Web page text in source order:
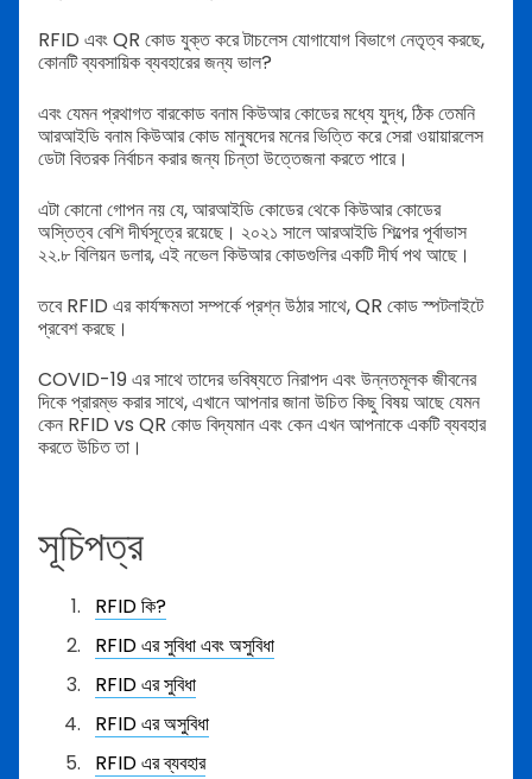
RFID এবং QR কোড যুক্ত করে টাচলেস যোগাযোগ বিভাগে নেতৃত্ব করছে,
কোনটি ব্যবসায়িক ব্যবহারের জন্য ভাল?
এবং যেমন প্রথাগত বারকোড বনাম কিউআর কোডের মধ্যে যুদ্ধ, ঠিক তেমনি
আরআইডি বনাম কিউআর কোড মানুষদের মনের ভিত্তি করে সেরা ওয়ায়ারলেস
ডেটা বিতরক নির্বাচন করার জন্য চিন্তা উত্তেজনা করতে পারে।
এটা কোনো গোপন নয় যে, আরআইডি কোডের থেকে কিউআর কোডের
অস্তিত্ব বেশি দীর্ঘসূত্রে রয়েছে। ২০২১ সালে আরআইডি শিল্পের পূর্বাভাস
২২.৮ বিলিয়ন ডলার, এই নভেল কিউআর কোডগুলির একটি দীর্ঘ পথ আছে।
তবে RFID এর কার্যক্ষমতা সম্পর্কে প্রশ্ন উঠার সাথে, QR কোড স্পটলাইটে
প্রবেশ করছে।
COVID-19 এর সাথে তাদের ভবিষ্যতে নিরাপদ এবং উন্নতমূলক জীবনের
দিকে প্রারম্ভ করার সাথে, এখানে আপনার জানা উচিত কিছু বিষয় আছে যেমন
কেন RFID vs QR কোড বিদ্যমান এবং কেন এখন আপনাকে একটি ব্যবহার
করতে উচিত তা।
সূচিপত্র
RFID কি?
RFID এর সুবিধা এবং অসুবিধা
RFID এর সুবিধা
RFID এর অসুবিধা
RFID এর ব্যবহার